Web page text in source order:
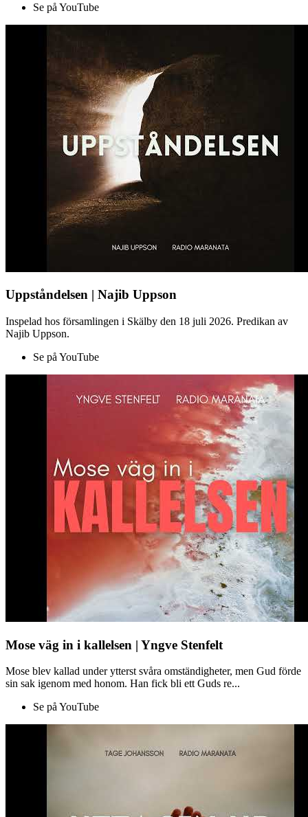
Se på YouTube
Uppståndelsen | Najib Uppson
Inspelad hos församlingen i Skälby den 18 juli 2026. Predikan av
Najib Uppson.
Se på YouTube
Mose väg in i kallelsen | Yngve Stenfelt
Mose blev kallad under ytterst svåra omständigheter, men Gud förde
sin sak igenom med honom. Han fick bli ett Guds re...
Se på YouTube